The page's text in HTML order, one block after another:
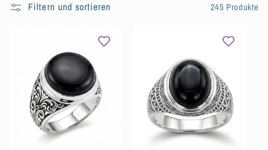
e
Filtern und sortieren 245 Produkte